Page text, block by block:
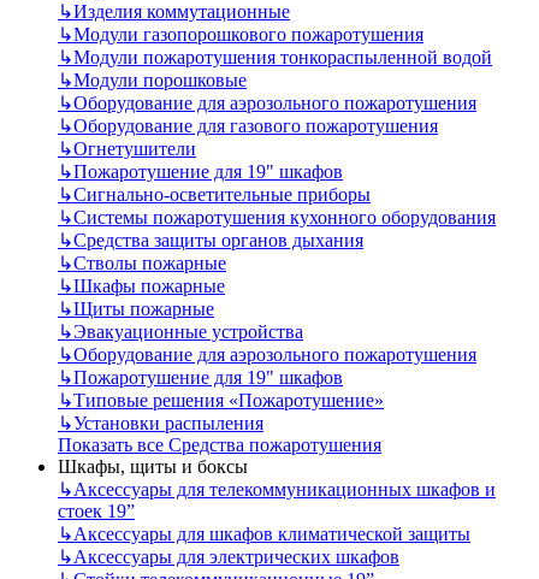
↳Изделия коммутационные
↳Модули газопорошкового пожаротушения
↳Модули пожаротушения тонкораспыленной водой
↳Модули порошковые
↳Оборудование для аэрозольного пожаротушения
↳Оборудование для газового пожаротушения
↳Огнетушители
↳Пожаротушение для 19" шкафов
↳Сигнально-осветительные приборы
↳Системы пожаротушения кухонного оборудования
↳Средства защиты органов дыхания
↳Стволы пожарные
↳Шкафы пожарные
↳Щиты пожарные
↳Эвакуационные устройства
↳Оборудование для аэрозольного пожаротушения
↳Пожаротушение для 19" шкафов
↳Типовые решения «Пожаротушение»
↳Установки распыления
Показать все Средства пожаротушения
Шкафы, щиты и боксы
↳Аксессуары для телекоммуникационных шкафов и
стоек 19”
↳Аксессуары для шкафов климатической защиты
↳Аксессуары для электрических шкафов